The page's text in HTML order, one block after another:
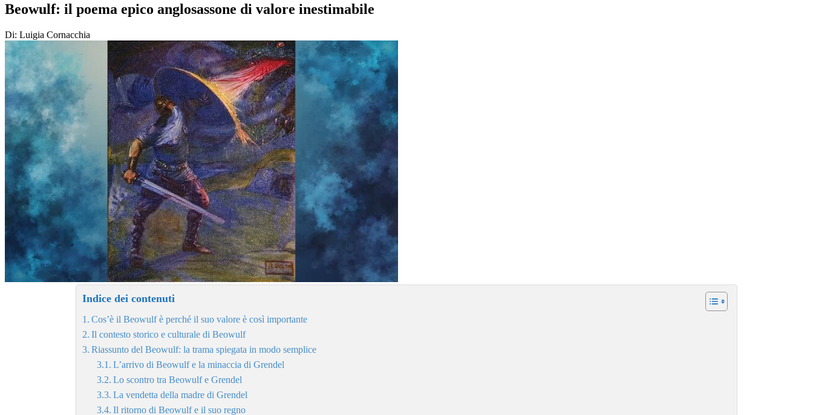
Beowulf: il poema epico anglosassone di valore inestimabile
Di: Luigia Cornacchia
Indice dei contenuti
Cos’è il Beowulf è perché il suo valore è così importante
Il contesto storico e culturale di Beowulf
Riassunto del Beowulf: la trama spiegata in modo semplice
L’arrivo di Beowulf e la minaccia di Grendel
Lo scontro tra Beowulf e Grendel
La vendetta della madre di Grendel
Il ritorno di Beowulf e il suo regno